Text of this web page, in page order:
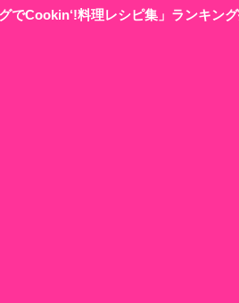
グでCookin‘!料理レシピ集」ランキン